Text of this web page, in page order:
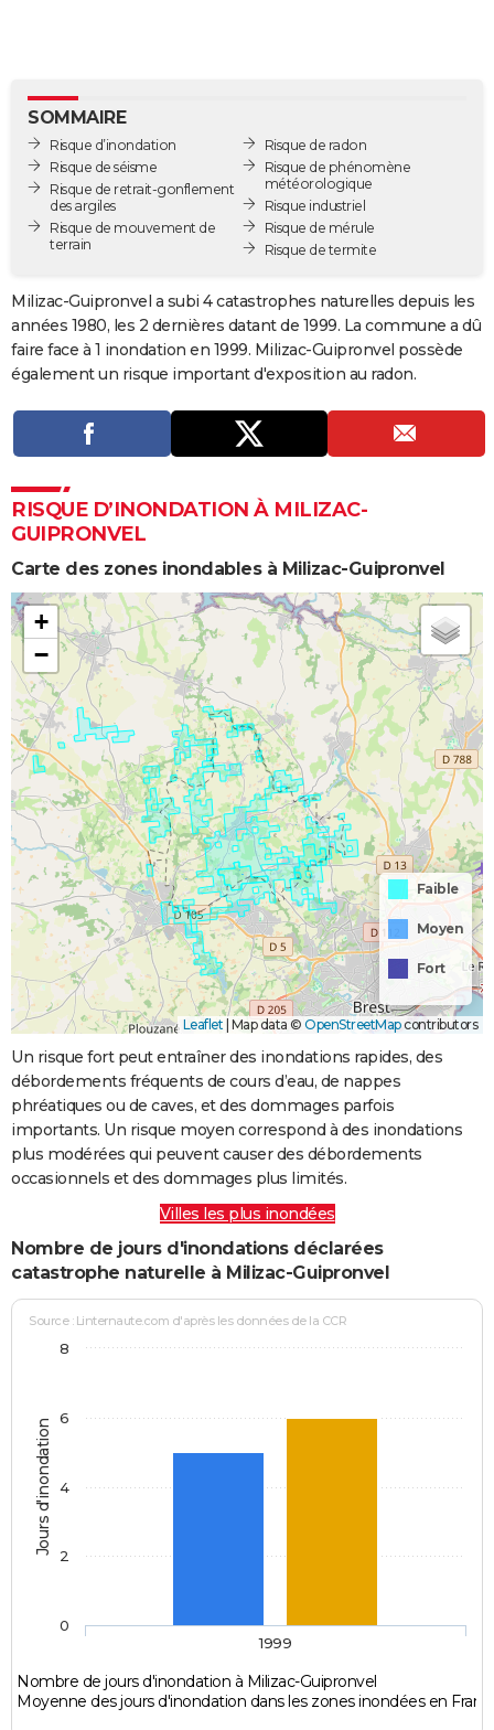
BONS PLANS
CARTE DE VOEUX
Carte de Noël
Carte Bonne année
Carte Saint-Valentin
Carte Pâques
Carte d'anniversaire
DICTIONNAIRE
Dictionnaire
Biographies
Citations
Expressions
Proverbes
PROGRAMME TV
COPAINS D'AVANT
S'inscrire
Se connecter
Lycées
Collèges
Primaires
Universités
Entreprises
Service militaire
Avis de recherche
AVIS DE DÉCÈS
FORUM
SOMMAIRE
Risque d’inondation
Risque de séisme
Risque de retrait-gonflement
des argiles
Risque de mouvement de
terrain
Risque de radon
Risque de phénomène
météorologique
Risque industriel
Risque de mérule
Risque de termite
Milizac-Guipronvel a subi 4 catastrophes naturelles depuis les
années 1980, les 2 dernières datant de 1999. La commune a dû
faire face à 1 inondation en 1999. Milizac-Guipronvel possède
également un risque important d'exposition au radon.
RISQUE D’INONDATION À MILIZAC-
GUIPRONVEL
Carte des zones inondables à Milizac-Guipronvel
+
−
Faible
Moyen
Fort
Leaflet | Map data © OpenStreetMapcontributors
Un risque fort peut entraîner des inondations rapides, des
débordements fréquents de cours d’eau, de nappes
phréatiques ou de caves, et des dommages parfois
importants. Un risque moyen correspond à des inondations
plus modérées qui peuvent causer des débordements
occasionnels et des dommages plus limités.
Villes les plus inondées
Nombre de jours d'inondations déclarées
catastrophe naturelle à Milizac-Guipronvel
Jours d'inondation
Source : Linternaute.com d'après les données de la CCR
Nombre de jours d'inondation à Milizac-Guipronvel
Moyenne des jours d'inondation dans les zones inondées en
1999
0
2
4
6
8